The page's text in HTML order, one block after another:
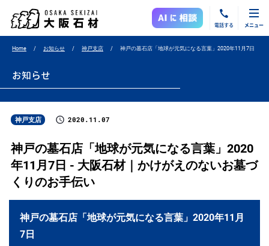
電話する メニュー
Home お知らせ 神戸支店 神戸の墓石店「地球が元気になる言葉」2020年11月7日
お知らせ
神戸支店 2020.11.07
神戸の墓石店「地球が元気になる言葉」2020
年11月7日 - 大阪石材｜かけがえのないお墓づ
くりのお手伝い
神戸の墓石店「地球が元気になる言葉」2020年11月
7日